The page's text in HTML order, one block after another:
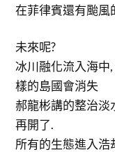
在菲律賓還有颱風
未來呢?
冰川融化流入海中
樣的島國會消失
郝龍彬講的整治淡
再開了.
所有的生態進入浩